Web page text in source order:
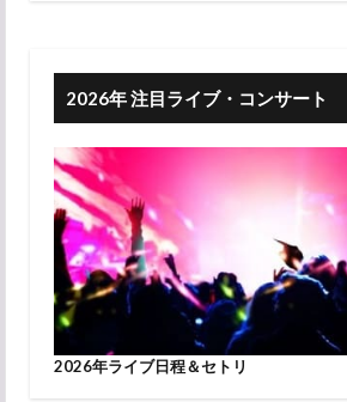
2026年 注目ライブ・コンサート
2026年ライブ日程＆セトリ